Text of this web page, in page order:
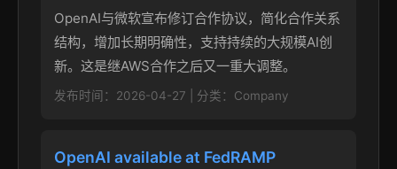
OpenAI与微软宣布修订合作协议，简化合作关系
结构，增加长期明确性，支持持续的大规模AI创
新。这是继AWS合作之后又一重大调整。
发布时间：2026-04-27 | 分类：Company
OpenAI available at FedRAMP